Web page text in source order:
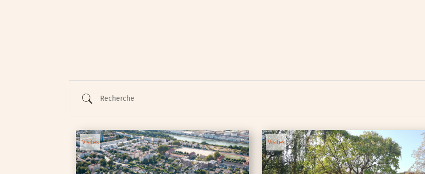
Cycle de rencontres
Expositions
Œuvre collective/participative
Parcours en autonomie
Parole aux habitants
Visites Visites